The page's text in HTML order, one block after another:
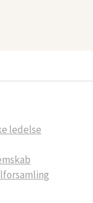
ledelse